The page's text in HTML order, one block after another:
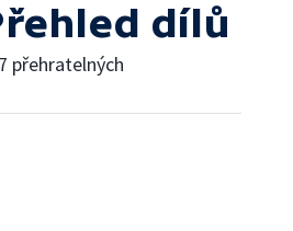
dílů
přehratelných